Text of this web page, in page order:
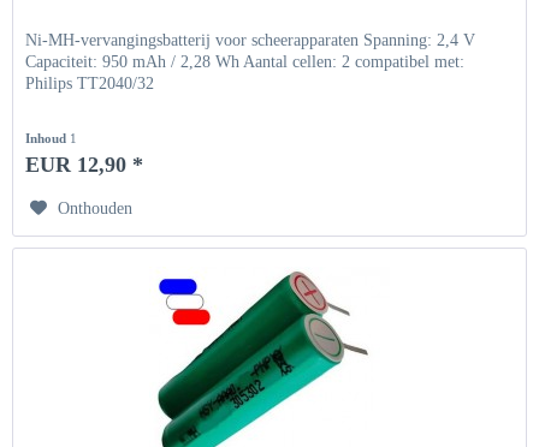
Ni-MH-vervangingsbatterij voor scheerapparaten Spanning: 2,4 V
Capaciteit: 950 mAh / 2,28 Wh Aantal cellen: 2 compatibel met:
Philips TT2040/32
Inhoud 1
EUR 12,90 *
Onthouden